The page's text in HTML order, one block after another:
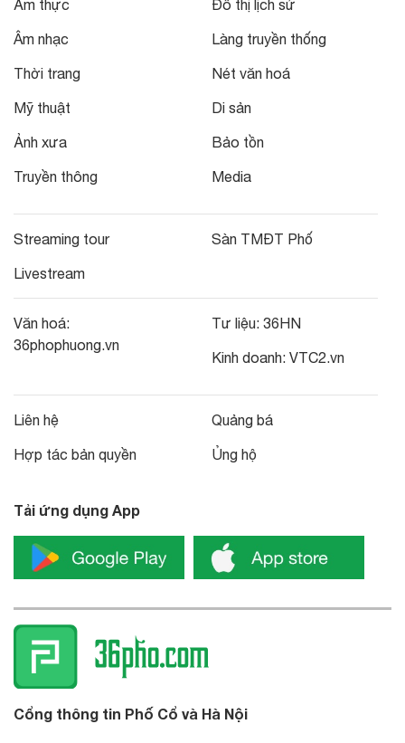
Ẩm thực
Âm nhạc
Thời trang
Mỹ thuật
Ảnh xưa
Truyền thông
Đô thị lịch sử
Làng truyền thống
Nét văn hoá
Di sản
Bảo tồn
Media
Streaming tour
Livestream
Sàn TMĐT Phố
Văn hoá:
36phophuong.vn
Tư liệu: 36HN
Kinh doanh: VTC2.vn
Liên hệ
Hợp tác bản quyền
Quảng bá
Ủng hộ
Tải ứng dụng App
Cổng thông tin Phố Cổ và Hà Nội